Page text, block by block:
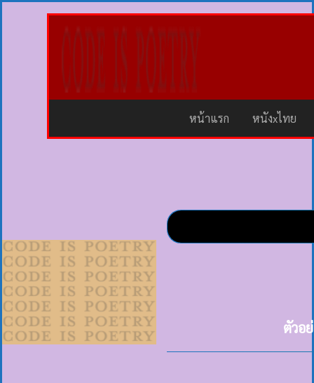
หน้าแรก หนังxไทย
ตัวอ